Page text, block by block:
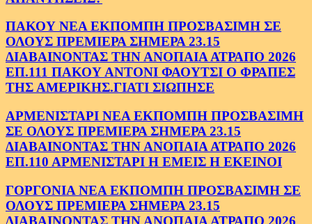
ΠΑΚΟΥ ΝΕΑ ΕΚΠΟΜΠΗ ΠΡΟΣΒΑΣΙΜΗ ΣΕ
ΟΛΟΥΣ ΠΡΕΜΙΕΡΑ ΣΗΜΕΡΑ 23.15
ΔΙΑΒΑΙΝΟΝΤΑΣ ΤΗΝ ΑΝΟΠΑΙΑ ΑΤΡΑΠΟ 2026
ΕΠ.111 ΠΑΚΟΥ ΑΝΤΟΝΙ ΦΑΟΥΤΣΙ Ο ΦΡΑΠΕΣ
ΤΗΣ ΑΜΕΡΙΚΗΣ.ΓΙΑΤΙ ΣΙΩΠΗΣΕ
ΑΡΜΕΝΙΣΤΑΡΙ ΝΕΑ ΕΚΠΟΜΠΗ ΠΡΟΣΒΑΣΙΜΗ
ΣΕ ΟΛΟΥΣ ΠΡΕΜΙΕΡΑ ΣΗΜΕΡΑ 23.15
ΔΙΑΒΑΙΝΟΝΤΑΣ ΤΗΝ ΑΝΟΠΑΙΑ ΑΤΡΑΠΟ 2026
ΕΠ.110 ΑΡΜΕΝΙΣΤΑΡΙ Η ΕΜΕΙΣ Η ΕΚΕΙΝΟΙ
ΓΟΡΓΟΝΙΑ ΝΕΑ ΕΚΠΟΜΠΗ ΠΡΟΣΒΑΣΙΜΗ ΣΕ
ΟΛΟΥΣ ΠΡΕΜΙΕΡΑ ΣΗΜΕΡΑ 23.15
ΔΙΑΒΑΙΝΟΝΤΑΣ ΤΗΝ ΑΝΟΠΑΙΑ ΑΤΡΑΠΟ 2026